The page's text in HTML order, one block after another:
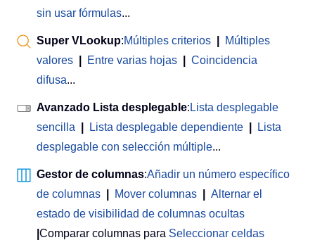
sin usar fórmulas...
Super VLookup:Múltiples criterios
Múltiples
valores
Entre varias hojas
Coincidencia
difusa...
Avanzado Lista desplegable: Lista desplegable
sencilla
Lista desplegable dependiente
Lista
desplegable con selección múltiple...
Gestor de columnas:Añadir un número específico
de columnas
Mover columnas
Alternar el
estado de visibilidad de columnas ocultas
Comparar columnas para Seleccionar celdas